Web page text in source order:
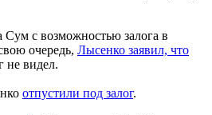
Сум с возможностью залога в
очередь, Лысенко заявил, что
не видел.
отпустили под залог.